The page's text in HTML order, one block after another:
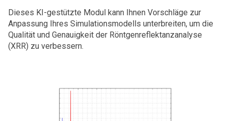
Dieses KI-gestützte Modul kann Ihnen Vorschläge zur
Anpassung Ihres Simulationsmodells unterbreiten, um die
Qualität und Genauigkeit der Röntgenreflektanzanalyse
(XRR) zu verbessern.